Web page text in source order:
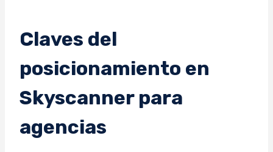
Claves del
posicionamiento en
Skyscanner para
agencias